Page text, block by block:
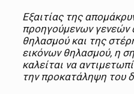
Εξαιτίας της
προηγούμενων γενεών
θηλασμού και της
εικόνων θηλασμού, η
καλείται να
την προκατάληψη του